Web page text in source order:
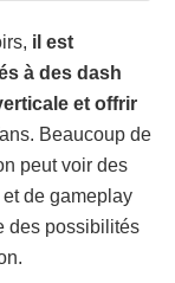
il est
à des dash
et offrir
Beaucoup de
peut voir des
de gameplay
des possibilités